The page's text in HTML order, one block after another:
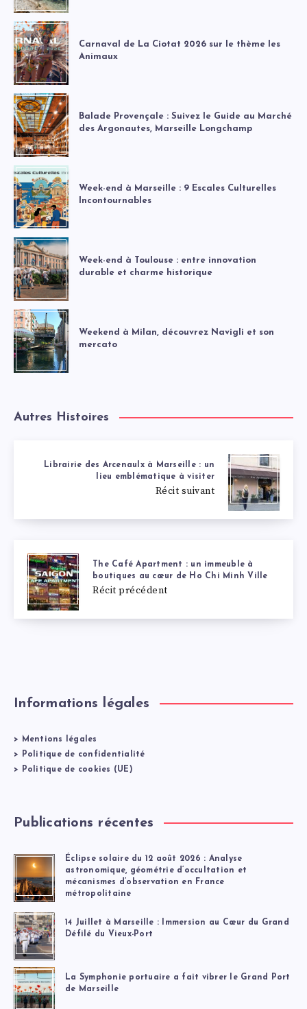
Carnaval de La Ciotat 2026 sur le thème les
Animaux
Balade Provençale : Suivez le Guide au Marché
des Argonautes, Marseille Longchamp
Week-end à Marseille : 9 Escales Culturelles
Incontournables
Week-end à Toulouse : entre innovation
durable et charme historique
Weekend à Milan, découvrez Navigli et son
mercato
Autres Histoires
Librairie des Arcenaulx à Marseille : un
lieu emblématique à visiter
Récit suivant
The Café Apartment : un immeuble à
boutiques au cœur de Ho Chi Minh Ville
Récit précédent
Informations légales
>
Mentions légales
>
Politique de confidentialité
>
Politique de cookies (UE)
Publications récentes
Éclipse solaire du 12 août 2026 : Analyse
astronomique, géométrie d’occultation et
mécanismes d’observation en France
métropolitaine
14 Juillet à Marseille : Immersion au Cœur du Grand
Défilé du Vieux-Port
La Symphonie portuaire a fait vibrer le Grand Port
de Marseille